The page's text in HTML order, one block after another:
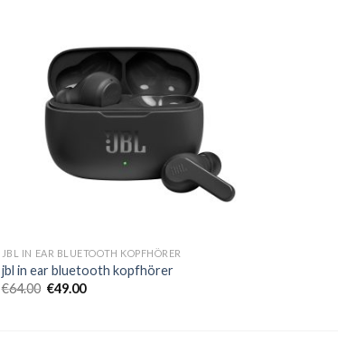
JBL IN EAR BLUETOOTH KOPFHÖRER
jbl in ear bluetooth kopfhörer
€64.00 €49.00